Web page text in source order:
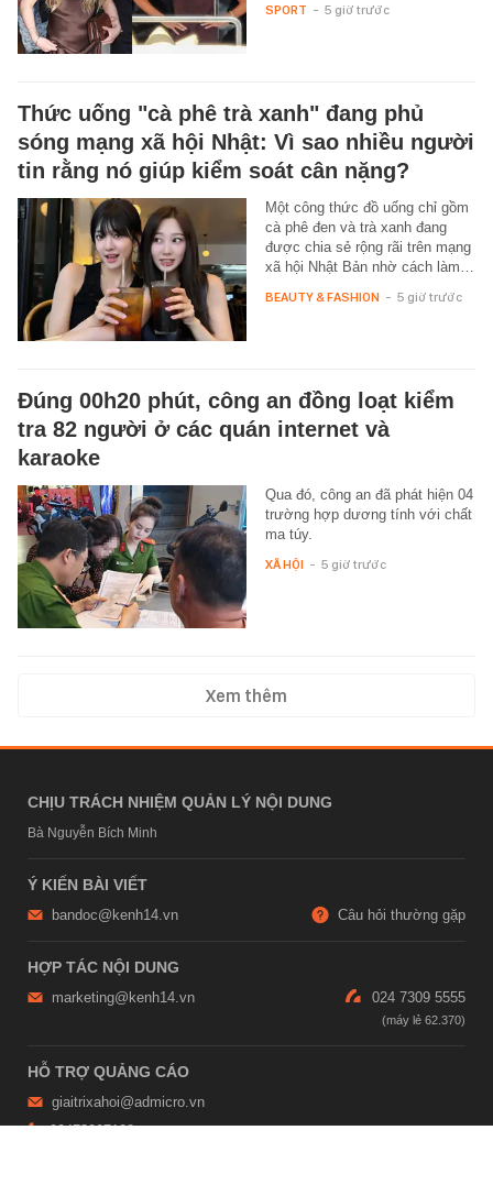
SPORT - 5 giờ trước
Thức uống "cà phê trà xanh" đang phủ
sóng mạng xã hội Nhật: Vì sao nhiều người
tin rằng nó giúp kiểm soát cân nặng?
Một công thức đồ uống chỉ gồm
cà phê đen và trà xanh đang
được chia sẻ rộng rãi trên mạng
xã hội Nhật Bản nhờ cách làm…
BEAUTY & FASHION - 5 giờ trước
Đúng 00h20 phút, công an đồng loạt kiểm
tra 82 người ở các quán internet và
karaoke
Qua đó, công an đã phát hiện 04
trường hợp dương tính với chất
ma túy.
XÃ HỘI - 5 giờ trước
Xem thêm
CHỊU TRÁCH NHIỆM QUẢN LÝ NỘI DUNG
Bà Nguyễn Bích Minh
Ý KIẾN BÀI VIẾT
bandoc@kenh14.vn Câu hỏi thường gặp
HỢP TÁC NỘI DUNG
marketing@kenh14.vn 024 7309 5555
HỖ TRỢ QUẢNG CÁO
giaitrixahoi@admicro.vn
02473007108